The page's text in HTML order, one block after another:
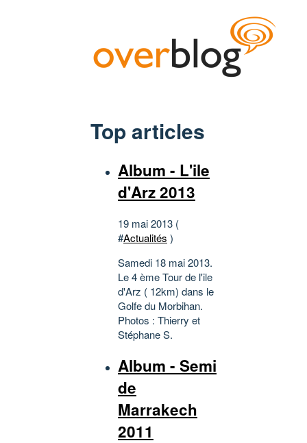
Top articles
Album - L'ile
d'Arz 2013
19 mai 2013 (
#Actualités )
Samedi 18 mai 2013.
Le 4 ème Tour de l'ile
d'Arz ( 12km) dans le
Golfe du Morbihan.
Photos : Thierry et
Stéphane S.
Album - Semi
de
Marrakech
2011